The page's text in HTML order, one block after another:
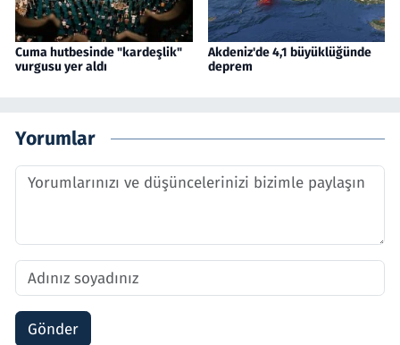
Cuma hutbesinde "kardeşlik"
vurgusu yer aldı
Akdeniz'de 4,1 büyüklüğünde
deprem
Yorumlar
Gönder